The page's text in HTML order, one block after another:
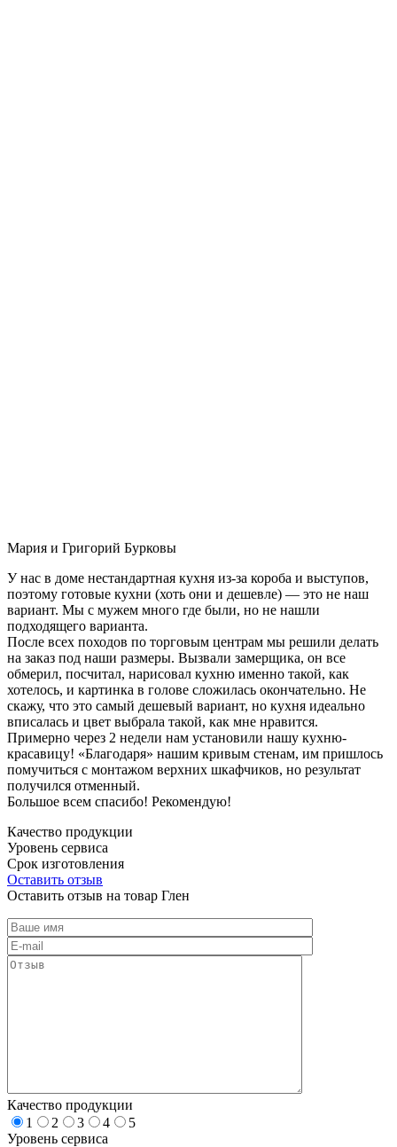
Мария и Григорий Бурковы
У нас в доме нестандартная кухня из-за короба и выступов,
поэтому готовые кухни (хоть они и дешевле) — это не наш
вариант. Мы с мужем много где были, но не нашли
подходящего варианта.
После всех походов по торговым центрам мы решили делать
на заказ под наши размеры. Вызвали замерщика, он все
обмерил, посчитал, нарисовал кухню именно такой, как
хотелось, и картинка в голове сложилась окончательно. Не
скажу, что это самый дешевый вариант, но кухня идеально
вписалась и цвет выбрала такой, как мне нравится.
Примерно через 2 недели нам установили нашу кухню-
красавицу! «Благодаря» нашим кривым стенам, им пришлось
помучиться с монтажом верхних шкафчиков, но результат
получился отменный.
Большое всем спасибо! Рекомендую!
Качество продукции
Уровень сервиса
Срок изготовления
Оставить отзыв
Оставить отзыв на товар Глен
Качество продукции
1
2 3 4
5
Уровень сервиса